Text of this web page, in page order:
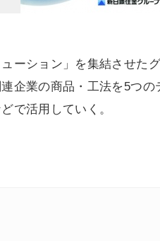
ーション」を集結させた
企業の商品・工法を5つ
で活用していく。